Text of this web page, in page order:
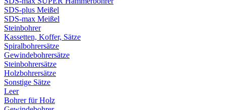
SDS-plus Meißel
SDS-max Meißel
Steinbohrer
Kassetten, Koffer, Sätze
Spiralbohrersätze
Gewindebohrersätze
Steinbohrersätze
Holzbohrersätze
Sonstige Sätze
Leer
Bohrer für Holz